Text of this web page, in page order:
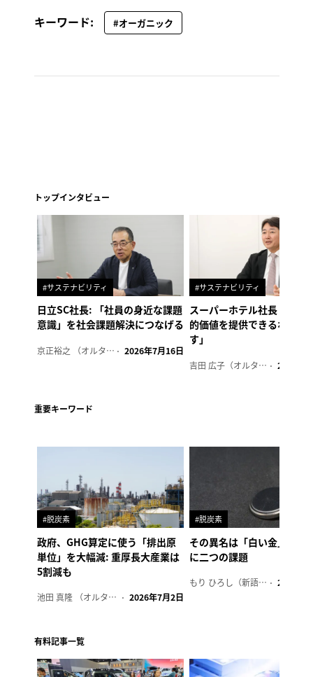
キーワード: #オーガニック
トップインタビュー
#サステナビリティ
日立SC社長: 「社員の身近な課題
意識」を社会課題解決につなげる
京正裕之 （オルタナ副編集長） 2026年7月16日
#サステナビリティ
スーパーホテル社長「地域
的価値を提供できるホテル
す」
吉田 広子（オルタナ輪番編集長） 2026年6
重要キーワード
#脱炭素
政府、GHG算定に使う「排出原
単位」を大幅減: 重厚長大産業は
5割減も
池田 真隆 （オルタナ輪番編集長） 2026年7月2日
#脱炭素
その異名は「白い金」、リ
に二つの課題
もり ひろし（新語ウォッチャー） 2023年7
有料記事一覧